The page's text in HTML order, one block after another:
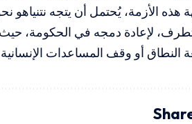
الأزمة، يُحتمل أن يتجه نتنياهو
لإعادة دمجه في الحكومة،
أو وقف المساعدات